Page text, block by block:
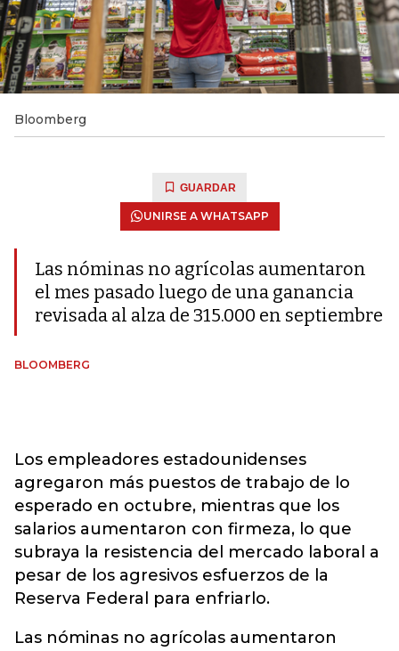
Bloomberg
GUARDAR
UNIRSE A WHATSAPP
Las nóminas no agrícolas aumentaron
el mes pasado luego de una ganancia
revisada al alza de 315.000 en septiembre
BLOOMBERG
Los empleadores estadounidenses
agregaron más puestos de trabajo de lo
esperado en octubre, mientras que los
salarios aumentaron con firmeza, lo que
subraya la resistencia del mercado laboral a
pesar de los agresivos esfuerzos de la
Reserva Federal para enfriarlo.
Las nóminas no agrícolas aumentaron